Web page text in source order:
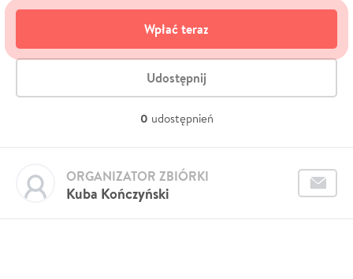
Wpłać teraz
Udostępnij
0 udostępnień
Kuba Kończyński
ORGANIZATOR ZBIÓRKI